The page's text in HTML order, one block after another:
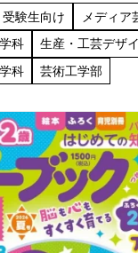
Ⅱ期＜面談型＞での
オープンキャンパ
験生向け
メディア
科
生産・工芸デザ
科
芸術工学部